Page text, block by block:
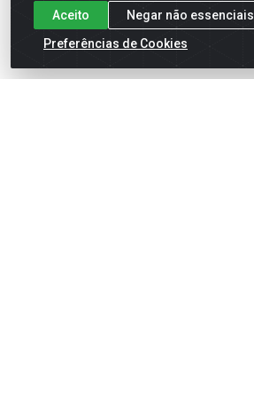
Aceito
Negar não essenciais
Preferências de Cookies